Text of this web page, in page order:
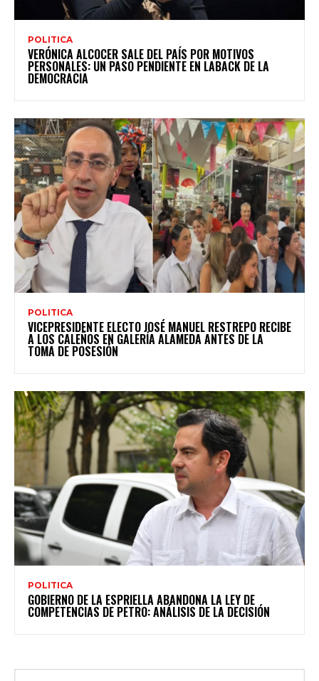
POLITICA
VERÓNICA ALCOCER SALE DEL PAÍS POR MOTIVOS
PERSONALES: UN PASO PENDIENTE EN LABACK DE LA
DEMOCRACIA
POLITICA
VICEPRESIDENTE ELECTO JOSÉ MANUEL RESTREPO RECIBE
A LOS CALEÑOS EN GALERÍA ALAMEDA ANTES DE LA
TOMA DE POSESIÓN
POLITICA
GOBIERNO DE LA ESPRIELLA ABANDONA LA LEY DE
COMPETENCIAS DE PETRO: ANÁLISIS DE LA DECISIÓN